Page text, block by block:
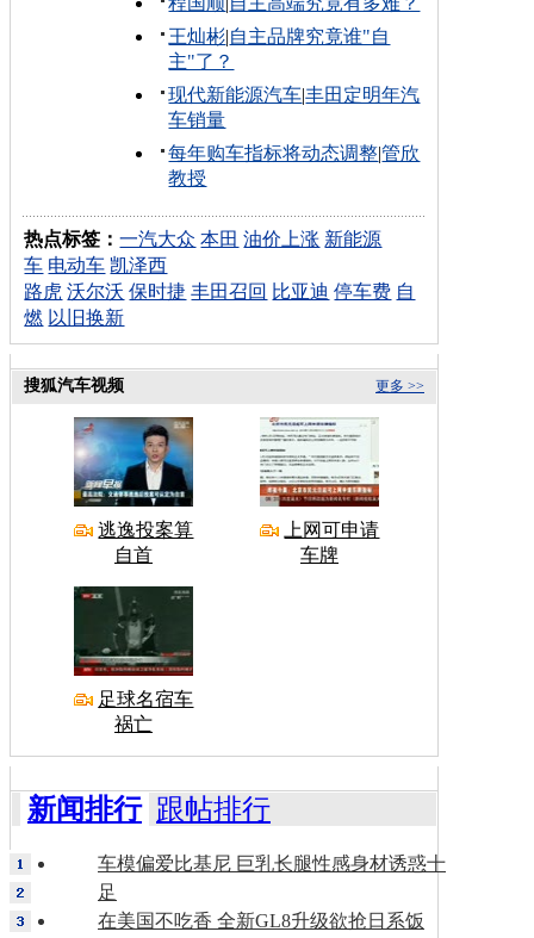
王灿彬|自主品牌究竟谁"自
主"了？
现代新能源汽车|丰田定明年汽
车销量
每年购车指标将动态调整|管欣
教授
热点标签：一汽大众 本田 油价上涨 新能源
车 电动车 凯泽西
路虎 沃尔沃 保时捷 丰田召回 比亚迪 停车费 自
燃 以旧换新
更多 >>
搜狐汽车视频
逃逸投案算
自首
上网可申请
车牌
足球名宿车
祸亡
新闻排行 跟帖排行
车模偏爱比基尼 巨乳长腿性感身材诱惑十
足
在美国不吃香 全新GL8升级欲抢日系饭